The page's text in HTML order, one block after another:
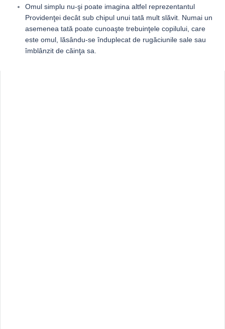
Omul simplu nu-şi poate imagina altfel reprezentantul
Providenţei decât sub chipul unui tată mult slăvit. Numai un
asemenea tată poate cunoaşte trebuinţele copilului, care
este omul, lăsându-se înduplecat de rugăciunile sale sau
îmblânzit de căinţa sa.